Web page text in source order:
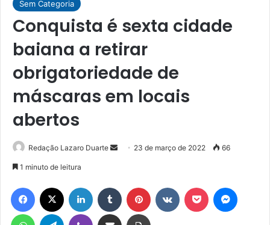
Sem Categoria
Conquista é sexta cidade
baiana a retirar
obrigatoriedade de
máscaras em locais
abertos
Redação Lazaro Duarte
Mande
mail
23 de março de 2022 66
1 minuto de leitura
Facebook Linkedin Tumblr Pinterest Pocket
WhatsAppTelegram Viber Compartilhar via e-mail Imprimir